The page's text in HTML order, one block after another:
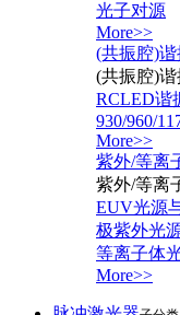
光子对源
More>>
(共振腔)
(共振腔)
RCLED谐
930/960/
More>>
紫外/等离
紫外/等离
EUV光源
极紫外光
等离子体
More>>